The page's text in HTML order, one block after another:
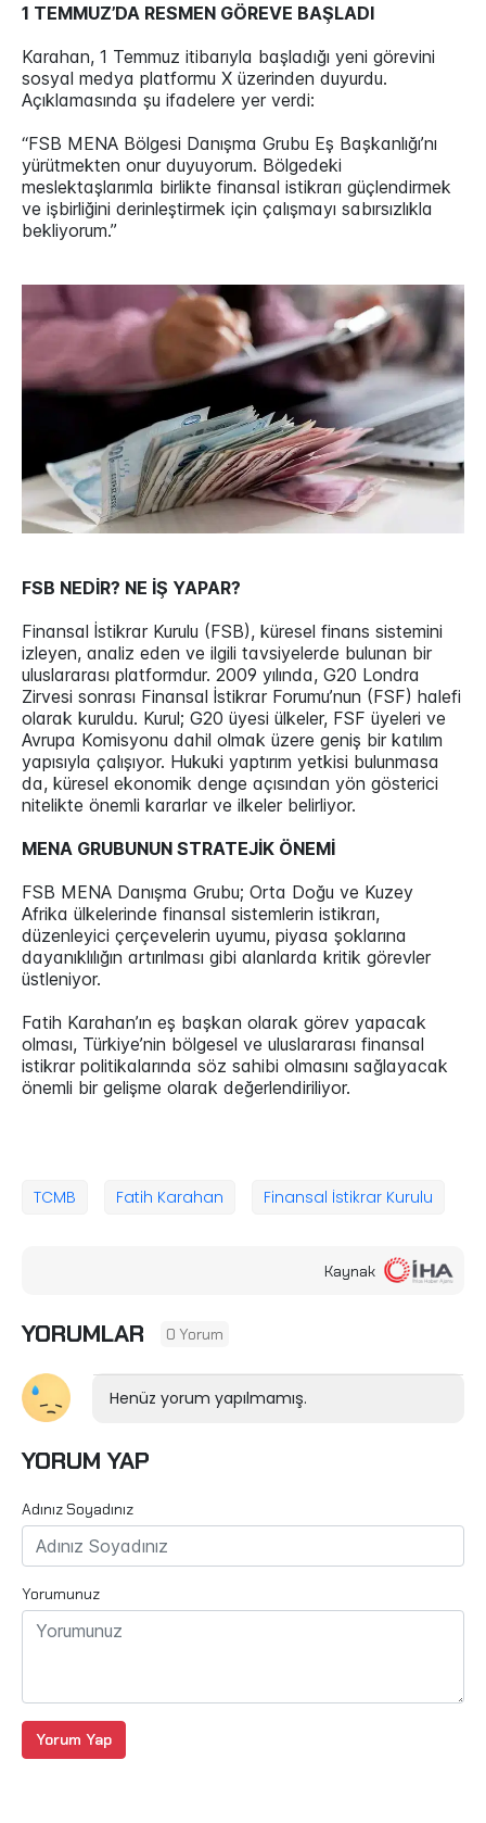
1 TEMMUZ’DA RESMEN GÖREVE BAŞLADI
Karahan, 1 Temmuz itibarıyla başladığı yeni görevini
sosyal medya platformu X üzerinden duyurdu.
Açıklamasında şu ifadelere yer verdi:
“FSB MENA Bölgesi Danışma Grubu Eş Başkanlığı’nı
yürütmekten onur duyuyorum. Bölgedeki
meslektaşlarımla birlikte finansal istikrarı güçlendirmek
ve işbirliğini derinleştirmek için çalışmayı sabırsızlıkla
bekliyorum.”
FSB NEDİR? NE İŞ YAPAR?
Finansal İstikrar Kurulu (FSB), küresel finans sistemini
izleyen, analiz eden ve ilgili tavsiyelerde bulunan bir
uluslararası platformdur. 2009 yılında, G20 Londra
Zirvesi sonrası Finansal İstikrar Forumu’nun (FSF) halefi
olarak kuruldu. Kurul; G20 üyesi ülkeler, FSF üyeleri ve
Avrupa Komisyonu dahil olmak üzere geniş bir katılım
yapısıyla çalışıyor. Hukuki yaptırım yetkisi bulunmasa
da, küresel ekonomik denge açısından yön gösterici
nitelikte önemli kararlar ve ilkeler belirliyor.
MENA GRUBUNUN STRATEJİK ÖNEMİ
FSB MENA Danışma Grubu; Orta Doğu ve Kuzey
Afrika ülkelerinde finansal sistemlerin istikrarı,
düzenleyici çerçevelerin uyumu, piyasa şoklarına
dayanıklılığın artırılması gibi alanlarda kritik görevler
üstleniyor.
Fatih Karahan’ın eş başkan olarak görev yapacak
olması, Türkiye’nin bölgesel ve uluslararası finansal
istikrar politikalarında söz sahibi olmasını sağlayacak
önemli bir gelişme olarak değerlendiriliyor.
TCMB Fatih Karahan Finansal İstikrar Kurulu
Kaynak
YORUMLAR 0 Yorum
Henüz yorum yapılmamış.
YORUM YAP
Adınız Soyadınız
Yorumunuz
Yorum Yap